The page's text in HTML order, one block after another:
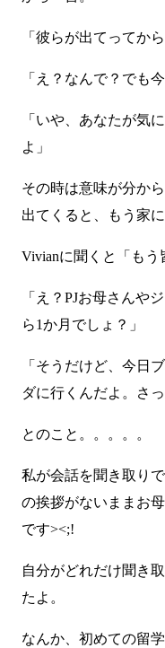
「彼らが出てってか
「え？なんで？でも
「いや、あなたが気
よ」
その時は意味が分か
出てくると、もう家
Vivianに聞くと「もう
「え？PJお母さんや
ら1か月でしょ？」
「そうだけど、今日
ダに行くんだよ。さ
とのこと。。。。。
私が会話を聞き取り
の挨拶がないままお
です><;!
自分がどれだけ聞き
たよ。
なんか、初めての留